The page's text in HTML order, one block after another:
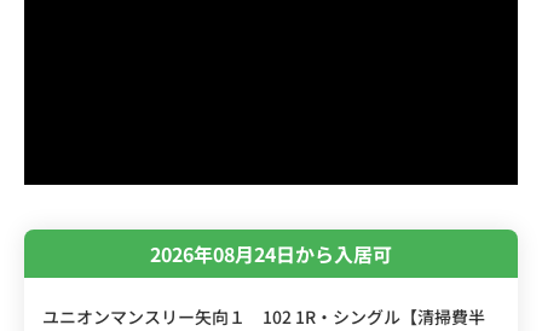
2026年08月24日から入居可
ユニオンマンスリー矢向１ 102 1R・シングル【清掃費半